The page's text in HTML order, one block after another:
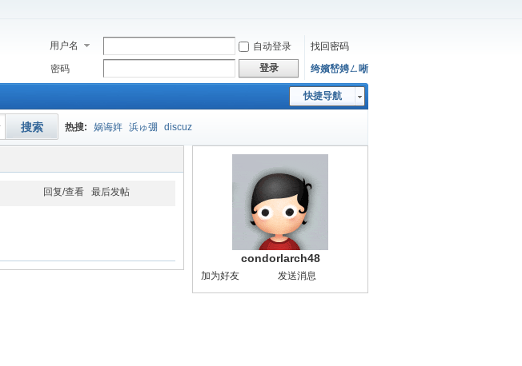
用户名 自动登录
找回密码
密码
登录 绔嬪嵆娉ㄥ唽
快捷导航
搜索 热搜: 娲诲姩 浜ゅ弸 discuz
回复/查看 最后发帖
condorlarch48
加为好友 发送消息